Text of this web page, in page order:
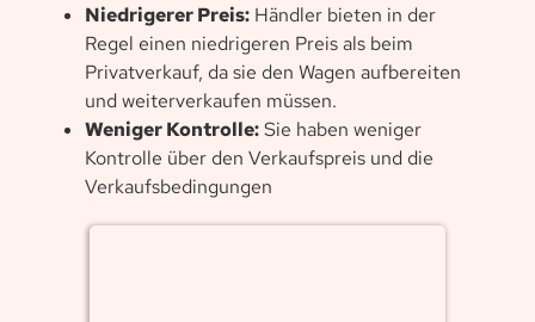
Niedrigerer Preis:Händler bieten in der
Regel einen niedrigeren Preis als beim
Privatverkauf, da sie den Wagen aufbereiten
und weiterverkaufen müssen.
Weniger Kontrolle:Sie haben weniger
Kontrolle über den Verkaufspreis und die
Verkaufsbedingungen